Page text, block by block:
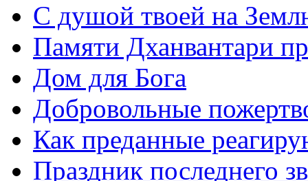
С душой твоей на
Памяти Дханвантари
Дом для Бога
Добровольные
Как преданные
Праздник последнего